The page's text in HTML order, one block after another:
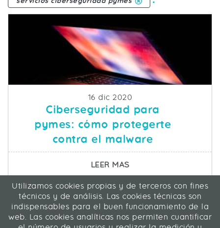
Fecha de publicacion
16 dic 2020
Ciberseguridad para
pymes: cómo protegerte
contra el malware
LEER MASSOBRE
ICA Informática y Comunicaciones Avanzadas SL
C/ La Rábida 27, 28039 Madrid
91 311 04 87
Utilizamos cookies propias y de terceros con fines
técnicos y de análisis. Las cookies técnicas son
indispensables para el buen funcionamiento de la
web. Las cookies analíticas nos permiten cuantificar